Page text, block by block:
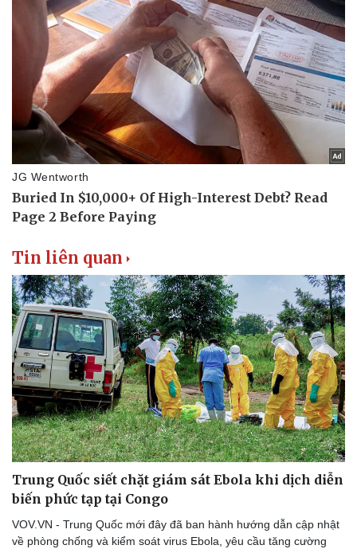
Thể thao
Bóng đá
Lịch thi đấu bóng đá
Thế giới thể thao
eSports
Hậu trường
Ô tô - Xe máy
Ô tô
Xe máy
Tư vấn
Tin liên quan
Trung Quốc siết chặt giám sát Ebola khi dịch diễn
biến phức tạp tại Congo
VOV.VN - Trung Quốc mới đây đã ban hành hướng dẫn cập nhật
về phòng chống và kiểm soát virus Ebola, yêu cầu tăng cường